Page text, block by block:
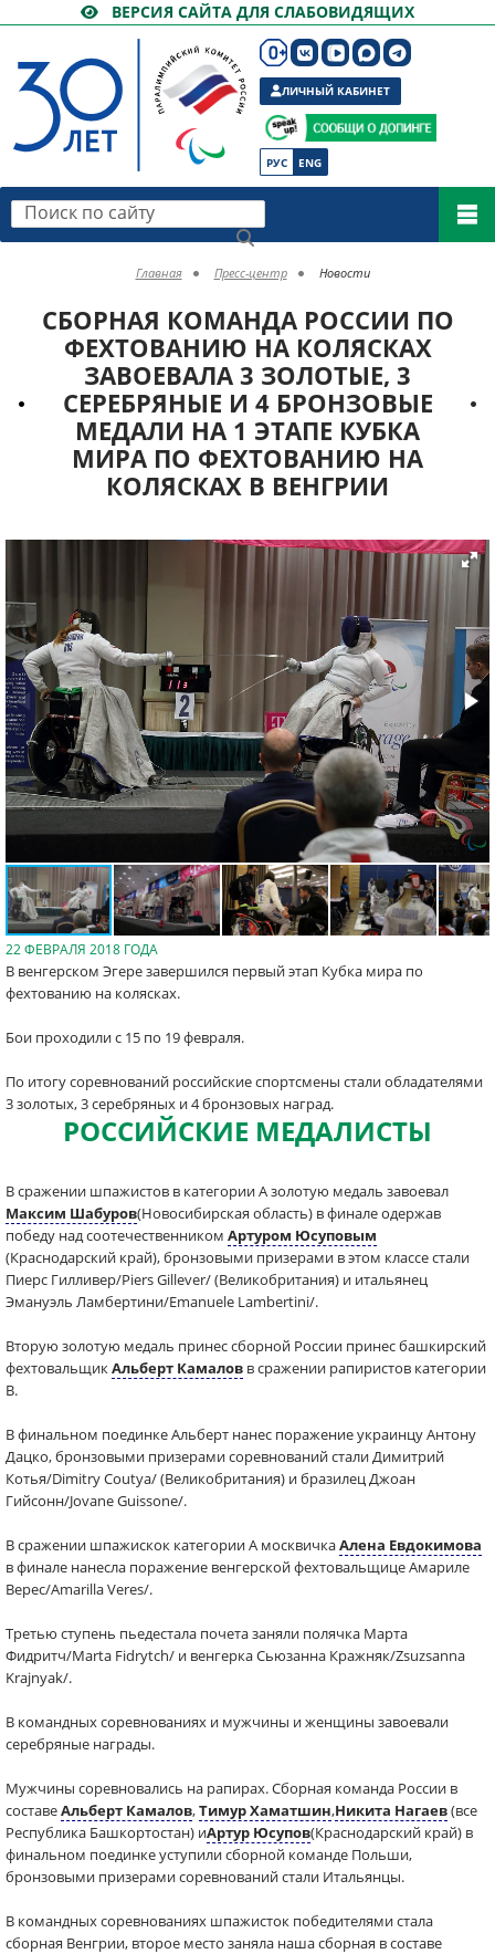
ВЕРСИЯ САЙТА ДЛЯ СЛАБОВИДЯЩИХ
РУС ENG
ЛИЧНЫЙ КАБИНЕТ
Поиск по сайту
Главная Пресс-центр Новости
СБОРНАЯ КОМАНДА РОССИИ ПО
ФЕХТОВАНИЮ НА КОЛЯСКАХ
ЗАВОЕВАЛА 3 ЗОЛОТЫЕ, 3
СЕРЕБРЯНЫЕ И 4 БРОНЗОВЫЕ
МЕДАЛИ НА 1 ЭТАПЕ КУБКА
МИРА ПО ФЕХТОВАНИЮ НА
КОЛЯСКАХ В ВЕНГРИИ
22 ФЕВРАЛЯ 2018 ГОДА
В венгерском Эгере завершился первый этап Кубка мира по
фехтованию на колясках.
Бои проходили с 15 по 19 февраля.
По итогу соревнований российские спортсмены стали обладателями
3 золотых, 3 серебряных и 4 бронзовых наград.
РОССИЙСКИЕ МЕДАЛИСТЫ
В сражении шпажистов в категории А золотую медаль завоевал
Максим Шабуров(Новосибирская область) в финале одержав
победу над соотечественником Артуром Юсуповым
(Краснодарский край), бронзовыми призерами в этом классе стали
Пиерс Гилливер/Piers Gillever/ (Великобритания) и итальянец
Эмануэль Ламбертини/Emanuele Lambertini/.
Вторую золотую медаль принес сборной России принес башкирский
фехтовальщикАльберт Камалов в сражении рапиристов категории
В.
В финальном поединке Альберт нанес поражение украинцу Антону
Дацко, бронзовыми призерами соревнований стали Димитрий
Котья/Dimitry Coutya/ (Великобритания) и бразилец Джоан
Гийсонн/Jovane Guissone/.
В сражении шпажискок категории А москвичкаАлена Евдокимова
в финале нанесла поражение венгерской фехтовальщице Амариле
Верес/Amarilla Veres/.
Третью ступень пьедестала почета заняли полячка Марта
Фидритч/Marta Fidrytch/ и венгерка Сьюзанна Кражняк/Zsuzsanna
Krajnyak/.
В командных соревнованиях и мужчины и женщины завоевали
серебряные награды.
Мужчины соревновались на рапирах. Сборная команда России в
составеАльберт Камалов,Тимур Хаматшин,Никита Нагаев(все
Республика Башкортостан) иАртур Юсупов(Краснодарский край) в
финальном поединке уступили сборной команде Польши,
бронзовыми призерами соревнований стали Итальянцы.
В командных соревнованиях шпажисток победителями стала
сборная Венгрии, второе место заняла наша сборная в составе